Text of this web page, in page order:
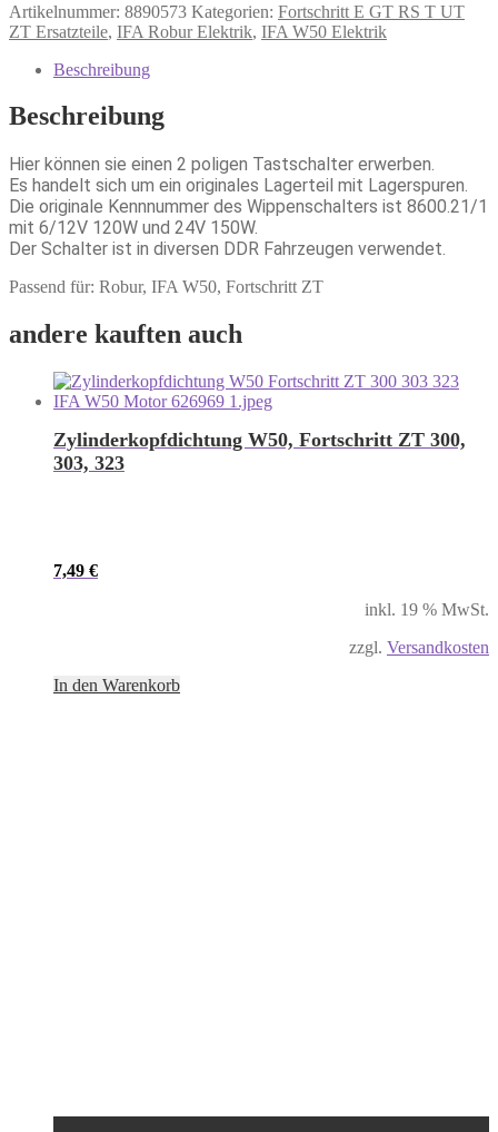
Artikelnummer: 8890573 Kategorien: Fortschritt E GT RS T UT
ZT Ersatzteile, IFA Robur Elektrik, IFA W50 Elektrik
Beschreibung
Beschreibung
Hier können sie einen 2 poligen Tastschalter erwerben.
Es handelt sich um ein originales Lagerteil mit Lagerspuren.
Die originale Kennnummer des Wippenschalters ist 8600.21/1
mit 6/12V 120W und 24V 150W.
Der Schalter ist in diversen DDR Fahrzeugen verwendet.
Passend für: Robur, IFA W50, Fortschritt ZT
andere kauften auch
Zylinderkopfdichtung W50, Fortschritt ZT 300,
303, 323
7,49 €
inkl. 19 % MwSt.
zzgl. Versandkosten
In den Warenkorb